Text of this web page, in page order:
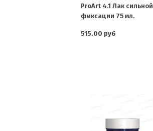
ProArt 4.1 Лак сильной
фиксации 75 мл.
515.00 руб